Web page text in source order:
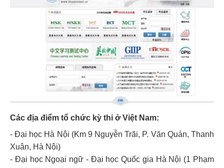
Các địa điểm tổ chức kỳ thi ở Việt Nam:
- Đại học Hà Nội (Km 9 Nguyễn Trãi, P. Văn Quán, Thanh
Xuân, Hà Nội)
- Đại học Ngoại ngữ - Đại học Quốc gia Hà Nội (1 Phạm